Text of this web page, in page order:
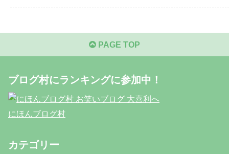
PAGE TOP
ブログ村にランキングに参加中！
にほんブログ村
カテゴリー